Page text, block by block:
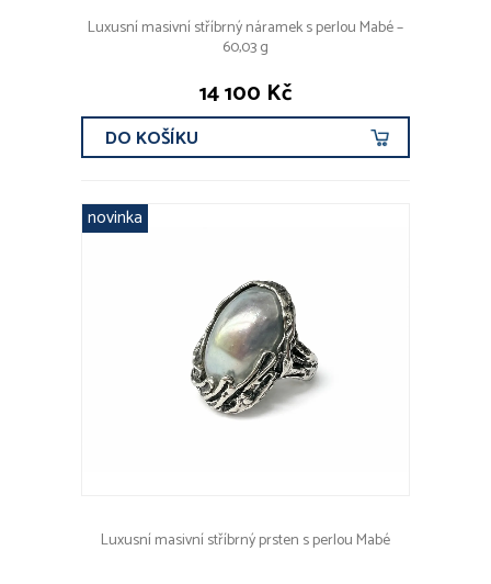
Luxusní masivní stříbrný náramek s perlou Mabé –
60,03 g
14 100 Kč
DO KOŠÍKU
novinka
Luxusní masivní stříbrný prsten s perlou Mabé